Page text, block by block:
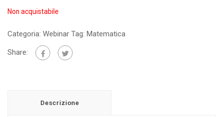
Non acquistabile
Categoria: Webinar Tag: Matematica
Share:
Descrizione